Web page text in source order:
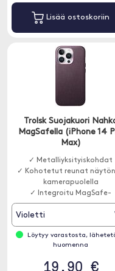
Lisää ostoskoriin
Trolsk Suojakuori
MagSafella (iPhone 14
Max)
✓ Metalliyksityiskohdat
✓ Kohotetut reunat
kamerapuolella
✓ Integroitu MagSafe-
magneetti
Violetti
Löytyy varastosta,
huomenna
19.90 €